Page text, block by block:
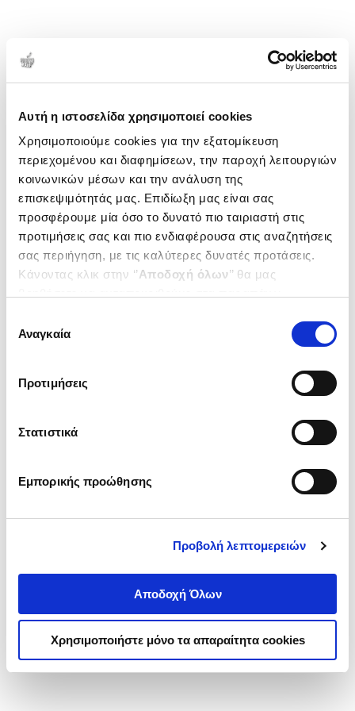
Αυτή η ιστοσελίδα χρησιμοποιεί cookies
Χρησιμοποιούμε cookies για την εξατομίκευση
περιεχομένου και διαφημίσεων, την παροχή λειτουργιών
κοινωνικών μέσων και την ανάλυση της
επισκεψιμότητάς μας. Επιδίωξη μας είναι σας
προσφέρουμε μία όσο το δυνατό πιο ταιριαστή στις
προτιμήσεις σας και πιο ενδιαφέρουσα στις αναζητήσεις
σας περιήγηση, με τις καλύτερες δυνατές προτάσεις.
Κάνοντας κλικ στην ‘’Αποδοχή όλων’’ θα μας
ενδιαφέρουν και να επιλέξετε από τα παρακάτω με την
΄΄και να ενημερωθείτε σχετικά με
συγκατάθεσης
Αναγκαία
Προτιμήσεις
Στατιστικά
Εμπορικής προώθησης
Προβολή λεπτομερειών
Αποδοχή Όλων
Χρησιμοποιήστε μόνο τα απαραίτητα cookies